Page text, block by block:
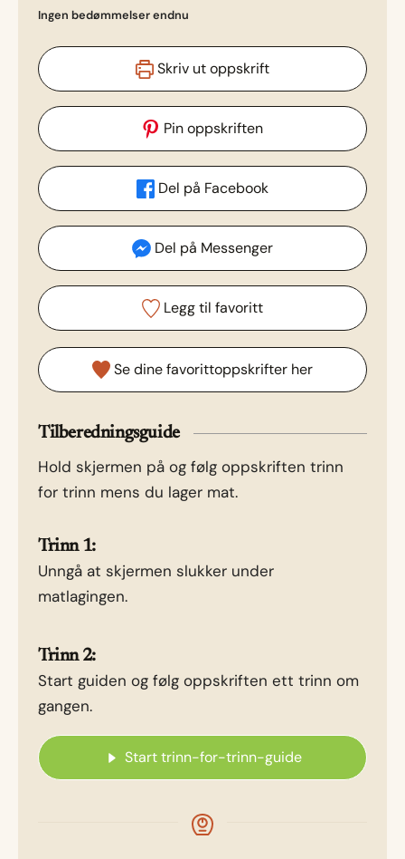
Ingen bedømmelser endnu
Skriv ut oppskrift
Pin oppskriften
Del på Facebook
Del på Messenger
Legg til favoritt
Se dine favorittoppskrifter her
Tilberedningsguide
Hold skjermen på og følg oppskriften trinn
for trinn mens du lager mat.
Trinn 1:
Unngå at skjermen slukker under
matlagingen.
Trinn 2:
Start guiden og følg oppskriften ett trinn om
gangen.
Start trinn-for-trinn-guide